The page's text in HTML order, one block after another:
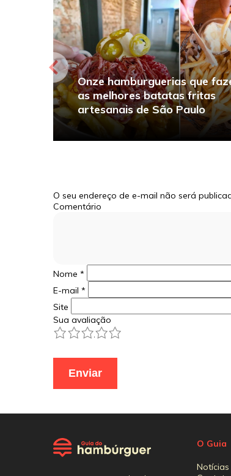
Onze hamburguerias que
as melhores batatas fritas
artesanais de São Paulo
O seu endereço de e-mail não será
Comentário
Nome *
E-mail *
Site
Sua avaliação
5
4
3
2
O Guia
Notícias